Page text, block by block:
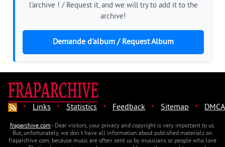
l'archive ! / Request it, and we will try to add it to the
archive!
Demande d'album / Request Album
· Links · Statistics · Feedback · Sitemap · DMCA
fraparchive.com- Dear visitors, your privacy and copyright is very important to us.
But, unfortunately, we don't have all information about published materials on
fraparchive.com, because music are often sent us by musicians or people who love